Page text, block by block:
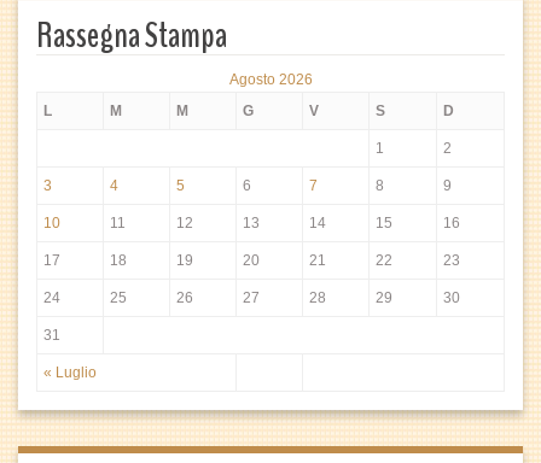
Rassegna Stampa
Agosto 2026
L
M M G V S D
« Luglio
1 2
3 4 5 6 7 8 9
10 11 12 13 14 15 16
17 18 19 20 21 22 23
24 25 26 27 28 29 30
31